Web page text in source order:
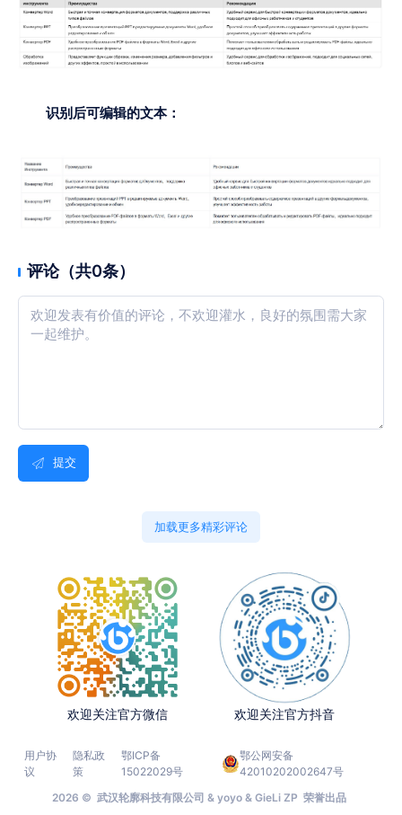
识别后可编辑的文本：
评论（共0条）
提交
加载更多精彩评论
欢迎关注官方微信 欢迎关注官方抖音
2026 © 武汉轮廓科技有限公司 & yoyo & GieLi ZP 荣誉出品
用户协
议
隐私政
策
鄂ICP备
15022029号
鄂公网安备
42010202002647号